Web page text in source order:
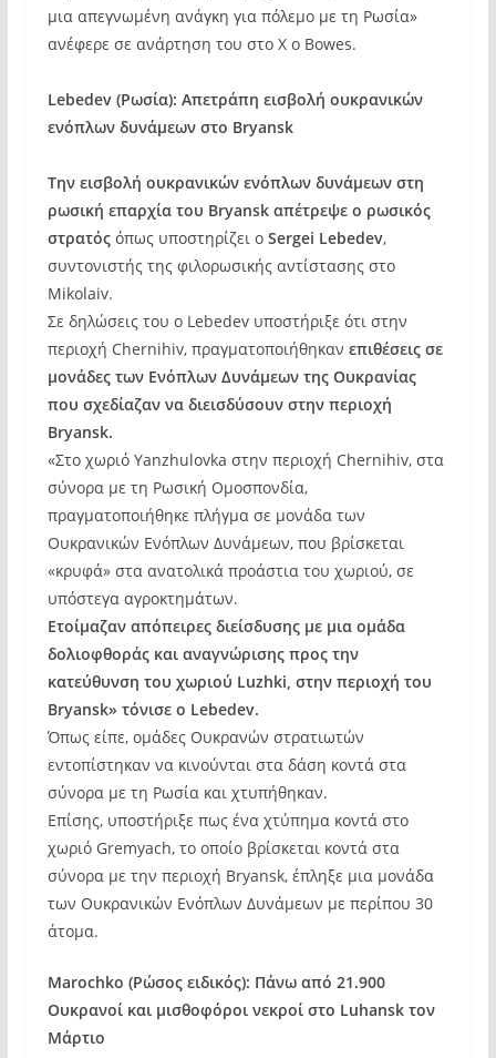
μια απεγνωμένη ανάγκη για πόλεμο με τη Ρωσία»
ανέφερε σε ανάρτηση του στο Χ ο Bowes.
Lebedev (Ρωσία): Απετράπη εισβολή ουκρανικών
ενόπλων δυνάμεων στο Bryansk
Την εισβολή ουκρανικών ενόπλων δυνάμεων στη
ρωσική επαρχία του Bryansk απέτρεψε ο ρωσικός
στρατόςόπως υποστηρίζει ο Sergei Lebedev,
συντονιστής της φιλορωσικής αντίστασης στο
Mikolaiv.
Σε δηλώσεις του ο Lebedev υποστήριξε ότι στην
περιοχή Chernihiv, πραγματοποιήθηκαν επιθέσεις σε
μονάδες των Ενόπλων Δυνάμεων της Ουκρανίας
που σχεδίαζαν να διεισδύσουν στην περιοχή
Bryansk.
«Στο χωριό Yanzhulovka στην περιοχή Chernihiv, στα
σύνορα με τη Ρωσική Ομοσπονδία,
πραγματοποιήθηκε πλήγμα σε μονάδα των
Ουκρανικών Ενόπλων Δυνάμεων, που βρίσκεται
«κρυφά» στα ανατολικά προάστια του χωριού, σε
υπόστεγα αγροκτημάτων.
Ετοίμαζαν απόπειρες διείσδυσης με μια ομάδα
δολιοφθοράς και αναγνώρισης προς την
κατεύθυνση του χωριού Luzhki, στην περιοχή του
Bryansk» τόνισε ο Lebedev.
Όπως είπε, ομάδες Ουκρανών στρατιωτών
εντοπίστηκαν να κινούνται στα δάση κοντά στα
σύνορα με τη Ρωσία και χτυπήθηκαν.
Επίσης, υποστήριξε πως ένα χτύπημα κοντά στο
χωριό Gremyach, το οποίο βρίσκεται κοντά στα
σύνορα με την περιοχή Bryansk, έπληξε μια μονάδα
των Ουκρανικών Ενόπλων Δυνάμεων με περίπου 30
άτομα.
Marochko (Ρώσος ειδικός): Πάνω από 21.900
Ουκρανοί και μισθοφόροι νεκροί στο Luhansk τον
Μάρτιο